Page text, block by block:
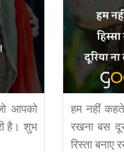
आपको
है। शुभ
हम नहीं
रखना बस
रिस्ता